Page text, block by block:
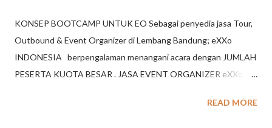
KONSEP BOOTCAMP UNTUK EO Sebagai penyedia jasa Tour,
Outbound & Event Organizer di Lembang Bandung; eXXo
INDONESIA berpengalaman menangani acara dengan JUMLAH
PESERTA KUOTA BESAR . JASA EVENT ORGANIZER eXXo
Bandung, jasa eo di Jakarta serta kota beberapa kota besar
READ MORE